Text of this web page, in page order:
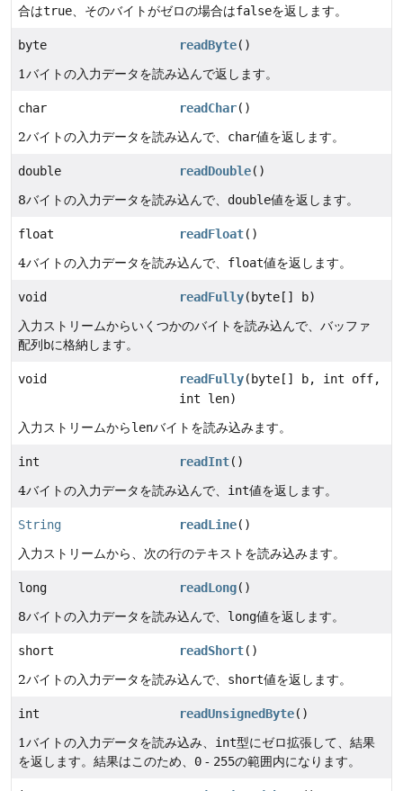
合はtrue 、そのバイトがゼロの場合はfalseを返します。
byte readByte()
1バイトの入力データを読み込んで返します。
char readChar()
2バイトの入力データを読み込んで、 char値を返します。
double readDouble()
8バイトの入力データを読み込んで、 double値を返します。
float readFloat()
4バイトの入力データを読み込んで、 float値を返します。
void readFully(byte[] b)
入力ストリームからいくつかのバイトを読み込んで、バッファ
配列 bに格納します。
void readFully(byte[] b, int off,
int len)
入力ストリームからlenバイトを読み込みます。
int readInt()
4バイトの入力データを読み込んで、 int値を返します。
String readLine()
入力ストリームから、次の行のテキストを読み込みます。
long readLong()
8バイトの入力データを読み込んで、 long値を返します。
short readShort()
2バイトの入力データを読み込んで、 short値を返します。
int readUnsignedByte()
1バイトの入力データを読み込み、 int型にゼロ拡張して、結果
を返します。結果はこのため、 0 - 255の範囲内になります。